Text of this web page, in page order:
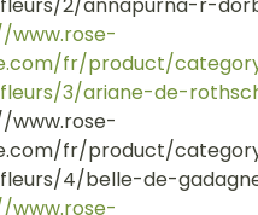
www.rose-
fr/product/
3/ariane-de-
www.rose-
fr/product/
4/belle-de-
www.rose-